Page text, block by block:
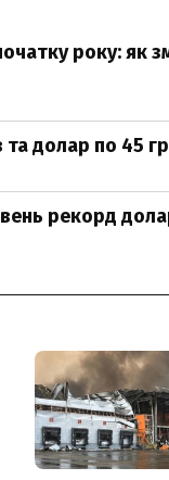
року: як
долар по 45
рекорд